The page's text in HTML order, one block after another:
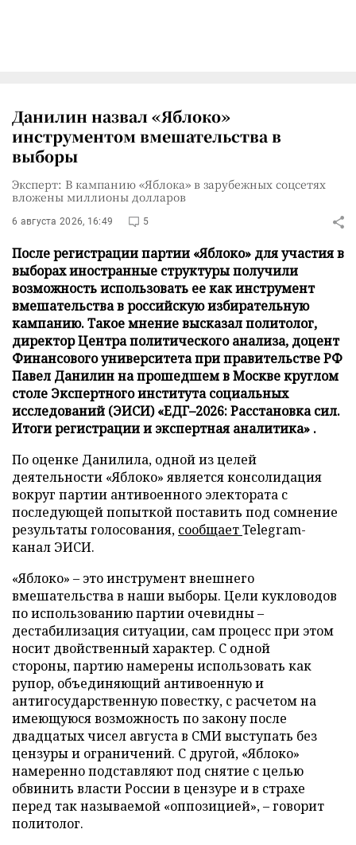
Данилин назвал «Яблоко»
инструментом вмешательства в
выборы
Эксперт: В кампанию «Яблока» в зарубежных соцсетях
вложены миллионы долларов
6 августа 2026, 16:49 5
После регистрации партии «Яблоко» для участия в
выборах иностранные структуры получили
возможность использовать ее как инструмент
вмешательства в российскую избирательную
кампанию. Такое мнение высказал политолог,
директор Центра политического анализа, доцент
Финансового университета при правительстве РФ
Павел Данилин на прошедшем в Москве круглом
столе Экспертного института социальных
исследований (ЭИСИ) «ЕДГ–2026: Расстановка сил.
Итоги регистрации и экспертная аналитика» .
По оценке Данилила, одной из целей
деятельности «Яблоко» является консолидация
вокруг партии антивоенного электората с
последующей попыткой поставить под сомнение
результаты голосования, сообщаетTelegram-
канал ЭИСИ.
«Яблоко» – это инструмент внешнего
вмешательства в наши выборы. Цели кукловодов
по использованию партии очевидны –
дестабилизация ситуации, сам процесс при этом
носит двойственный характер. С одной
стороны, партию намерены использовать как
рупор, объединяющий антивоенную и
антигосударственную повестку, с расчетом на
имеющуюся возможность по закону после
двадцатых чисел августа в СМИ выступать без
цензуры и ограничений. С другой, «Яблоко»
намеренно подставляют под снятие с целью
обвинить власти России в цензуре и в страхе
перед так называемой «оппозицией», – говорит
политолог.